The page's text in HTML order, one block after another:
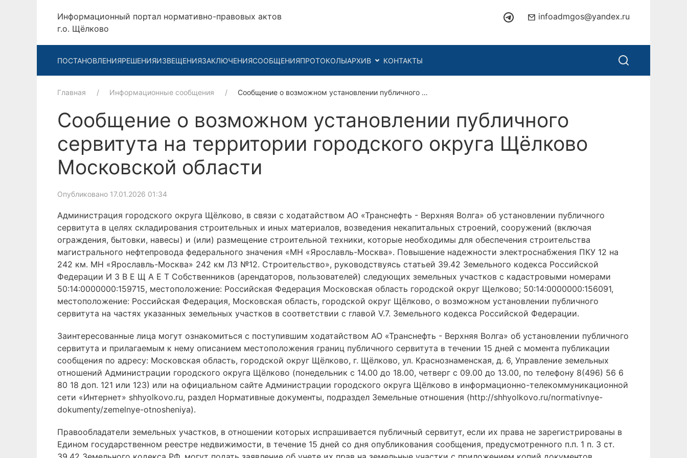
Информационный портал нормативно-правовых актов
г.о. Щёлково
infoadmgos@yandex.ru
ПОСТАНОВЛЕНИЯРЕШЕНИЯИЗВЕЩЕНИЯЗАКЛЮЧЕНИЯСООБЩЕНИЯПРОТОКОЛЫАРХИВ КОНТАКТЫ
Главная Информационные сообщения Сообщение о возможном установлении публичного …
Сообщение о возможном установлении публичного
сервитута на территории городского округа Щёлково
Московской области
Опубликовано 17.01.2026 01:34
Администрация городского округа Щёлково, в связи с ходатайством АО «Транснефть - Верхняя Волга» об установлении публичного
сервитута в целях складирования строительных и иных материалов, возведения некапитальных строений, сооружений (включая
ограждения, бытовки, навесы) и (или) размещение строительной техники, которые необходимы для обеспечения строительства
магистрального нефтепровода федерального значения «МН «Ярославль-Москва». Повышение надежности электроснабжения ПКУ 12 на
242 км. МН «Ярославль-Москва» 242 км ЛЗ №12. Строительство», руководствуясь статьей 39.42 Земельного кодекса Российской
Федерации И З В Е Щ А Е Т Собственников (арендаторов, пользователей) следующих земельных участков с кадастровыми номерами
50:14:0000000:159715, местоположение: Российская Федерация Московская область городской округ Щелково; 50:14:0000000:156091,
местоположение: Российская Федерация, Московская область, городской округ Щёлково, о возможном установлении публичного
сервитута на частях указанных земельных участков в соответствии с главой V.7. Земельного кодекса Российской Федерации.
Заинтересованные лица могут ознакомиться с поступившим ходатайством АО «Транснефть - Верхняя Волга» об установлении публичного
сервитута и прилагаемым к нему описанием местоположения границ публичного сервитута в течении 15 дней с момента публикации
сообщения по адресу: Московская область, городской округ Щёлково, г. Щёлково, ул. Краснознаменская, д. 6, Управление земельных
отношений Администрации городского округа Щёлково (понедельник с 14.00 до 18.00, четверг с 09.00 до 13.00, по телефону 8(496) 56 6
80 18 доп. 121 или 123) или на официальном сайте Администрации городского округа Щёлково в информационно-телекоммуникационной
сети «Интернет» shhyolkovo.ru, раздел Нормативные документы, подраздел Земельные отношения (http://shhyolkovo.ru/normativnye-
dokumenty/zemelnye-otnosheniya).
Правообладатели земельных участков, в отношении которых испрашивается публичный сервитут, если их права не зарегистрированы в
Едином государственном реестре недвижимости, в течение 15 дней со дня опубликования сообщения, предусмотренного п.п. 1 п. 3 ст.